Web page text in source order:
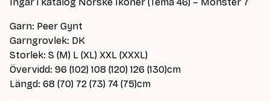
Garn: Peer Gynt
Garngrovlek: DK
Storlek: S (M) L (XL) XXL (XXXL)
Övervidd: 96 (102) 108 (120) 126 (130)cm
Längd: 68 (70) 72 (73) 74 (75)cm